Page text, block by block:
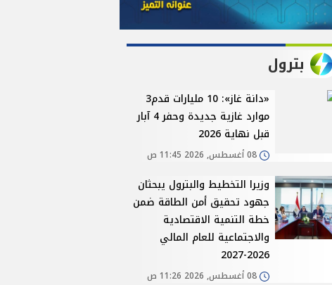
بترول
«دانة غاز»: 10 مليارات قدم3
موارد غازية جديدة وحفر 4 آبار
قبل نهاية 2026
08 أغسطس, 2026 11:45 ص
وزيرا التخطيط والبترول يبحثان
جهود تحقيق أمن الطاقة ضمن
خطة التنمية الاقتصادية
والاجتماعية للعام المالي
2026-2027
08 أغسطس, 2026 11:26 ص